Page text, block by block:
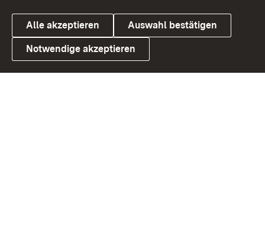
Link zum Landesportal
Alle akzeptieren Auswahl bestätigen
Notwendige akzeptieren